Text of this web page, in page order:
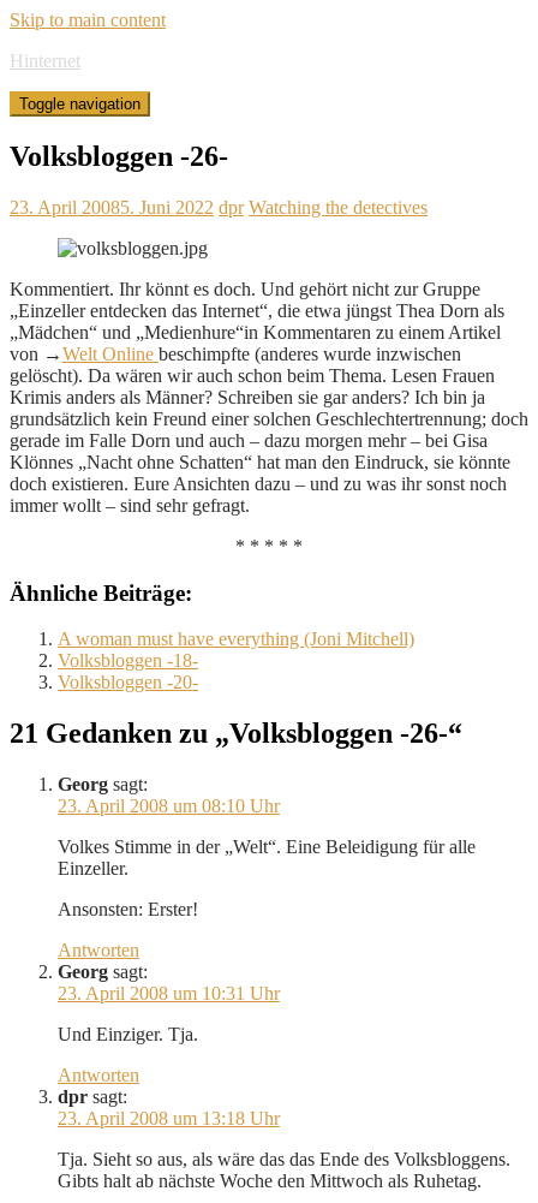
Skip to main content
Hinternet
Toggle navigation
Volksbloggen -26-
23. April 20085. Juni 2022 dpr Watching the detectives
Kommentiert. Ihr könnt es doch. Und gehört nicht zur Gruppe
„Einzeller entdecken das Internet“, die etwa jüngst Thea Dorn als
„Mädchen“ und „Medienhure“in Kommentaren zu einem Artikel
von →Welt Online beschimpfte (anderes wurde inzwischen
gelöscht). Da wären wir auch schon beim Thema. Lesen Frauen
Krimis anders als Männer? Schreiben sie gar anders? Ich bin ja
grundsätzlich kein Freund einer solchen Geschlechtertrennung; doch
gerade im Falle Dorn und auch – dazu morgen mehr – bei Gisa
Klönnes „Nacht ohne Schatten“ hat man den Eindruck, sie könnte
doch existieren. Eure Ansichten dazu – und zu was ihr sonst noch
immer wollt – sind sehr gefragt.
* * * * *
Ähnliche Beiträge:
A woman must have everything (Joni Mitchell)
Volksbloggen -18-
Volksbloggen -20-
21 Gedanken zu „Volksbloggen -26-“
Georg sagt:
23. April 2008 um 08:10 Uhr
Volkes Stimme in der „Welt“. Eine Beleidigung für alle
Einzeller.
Ansonsten: Erster!
Antworten
Georg sagt:
23. April 2008 um 10:31 Uhr
Und Einziger. Tja.
Antworten
dpr sagt:
23. April 2008 um 13:18 Uhr
Tja. Sieht so aus, als wäre das das Ende des Volksbloggens.
Gibts halt ab nächste Woche den Mittwoch als Ruhetag.